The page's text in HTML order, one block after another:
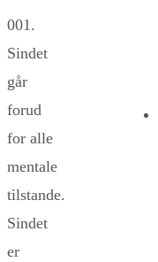
001.
Sindet
går
forud
for alle
mentale
tilstande.
Sindet
er